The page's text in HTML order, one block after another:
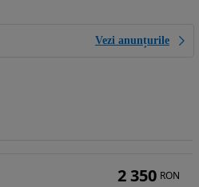
Vezi anunțurile
2 350 RON